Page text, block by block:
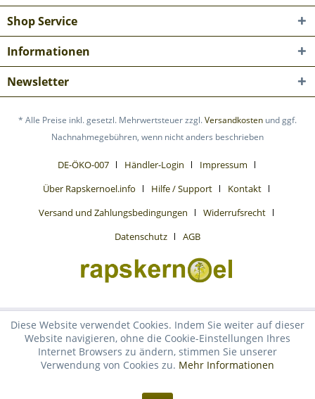
Shop Service
Informationen
Newsletter
* Alle Preise inkl. gesetzl. Mehrwertsteuer zzgl.Versandkosten und ggf.
Nachnahmegebühren, wenn nicht anders beschrieben
DE-ÖKO-007 Händler-Login
Impressum
Über Rapskernoel.info
Hilfe / Support
Kontakt
Versand und Zahlungsbedingungen
Widerrufsrecht
Datenschutz
AGB
Diese Website verwendet Cookies. Indem Sie weiter auf dieser
Website navigieren, ohne die Cookie-Einstellungen Ihres
Internet Browsers zu ändern, stimmen Sie unserer
Verwendung von Cookies zu. Mehr Informationen